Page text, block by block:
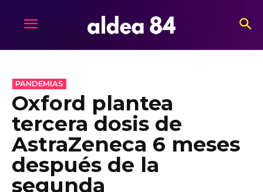
PANDEMIAS
Oxford plantea
tercera dosis de
AstraZeneca 6 meses
después de la
segunda